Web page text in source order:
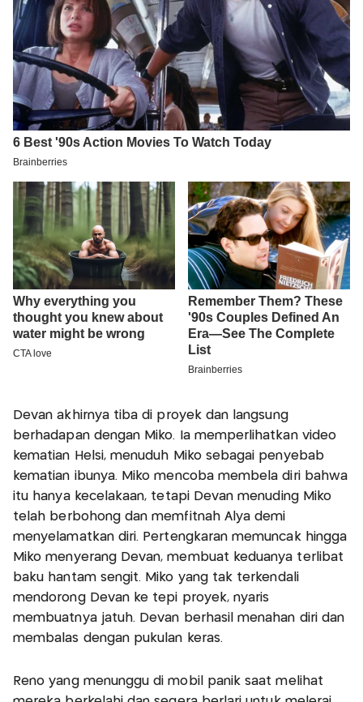
Devan akhirnya tiba di proyek dan langsung
berhadapan dengan Miko. Ia memperlihatkan video
kematian Helsi, menuduh Miko sebagai penyebab
kematian ibunya. Miko mencoba membela diri bahwa
itu hanya kecelakaan, tetapi Devan menuding Miko
telah berbohong dan memfitnah Alya demi
menyelamatkan diri. Pertengkaran memuncak hingga
Miko menyerang Devan, membuat keduanya terlibat
baku hantam sengit. Miko yang tak terkendali
mendorong Devan ke tepi proyek, nyaris
membuatnya jatuh. Devan berhasil menahan diri dan
membalas dengan pukulan keras.
Reno yang menunggu di mobil panik saat melihat